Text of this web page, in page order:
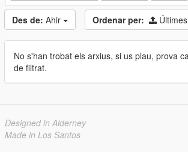
Des de: Ahir Ordenar per:
No s'han trobat els arxius, si us plau, prova
de filtrat.
Designed in Alderney
Made in Los Santos